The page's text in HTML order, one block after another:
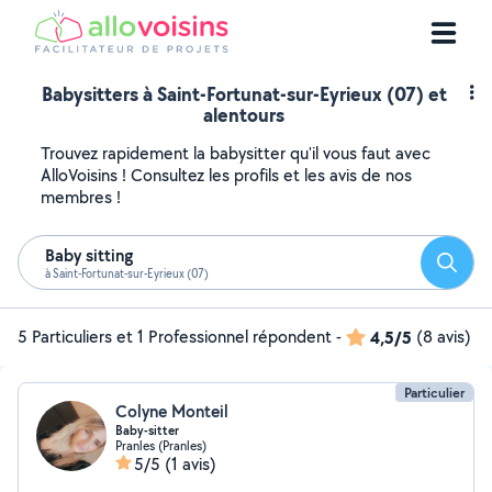
Babysitters à Saint-Fortunat-sur-Eyrieux (07) et
alentours
Trouvez rapidement la babysitter qu'il vous faut avec
AlloVoisins ! Consultez les profils et les avis de nos
membres !
Baby sitting
à Saint-Fortunat-sur-Eyrieux (07)
5 Particuliers et 1 Professionnel répondent- 4,5/5 (8 avis)
Particulier
Colyne Monteil
Baby-sitter
Pranles (Pranles)
5/5 (1 avis)